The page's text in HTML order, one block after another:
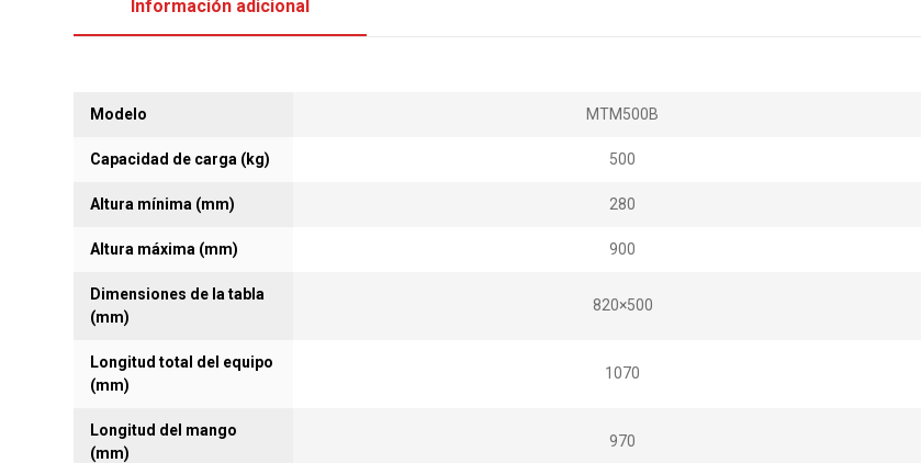
Información adicional
Modelo MTM500B
Capacidad de carga (kg) 500
Altura mínima (mm) 280
Altura máxima (mm) 900
Dimensiones de la tabla
(mm)
820×500
Longitud total del equipo
(mm)
1070
Longitud del mango
(mm)
970